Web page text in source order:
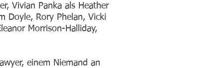
Vivian Panka als Heather
Doyle, Rory Phelan, Vicki
Morrison-Halliday,
einem Niemand an